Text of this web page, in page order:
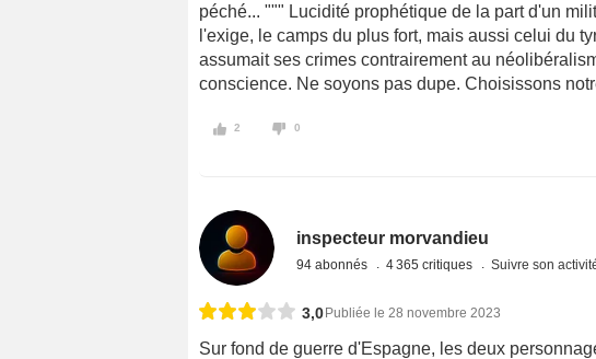
péché... """ Lucidité prophétique de la part d'un
l'exige, le camps du plus fort, mais aussi celui du
assumait ses crimes contrairement au
conscience. Ne soyons pas dupe. Choisissons
2 0
inspecteur morvandieu
94 abonnés 4 365 critiques Suivre son
3,0Publiée le 28 novembre 2023
Sur fond de guerre d'Espagne, les deux